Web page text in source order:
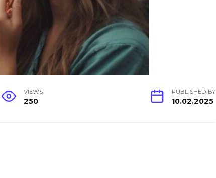
VIEWS
250
PUBLISHED BY
10.02.2025